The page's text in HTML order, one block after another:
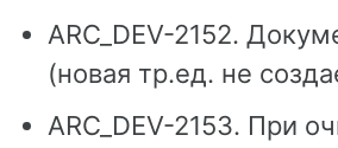
ARC_DEV-2152.
(новая тр.ед. не
ARC_DEV-2153. При